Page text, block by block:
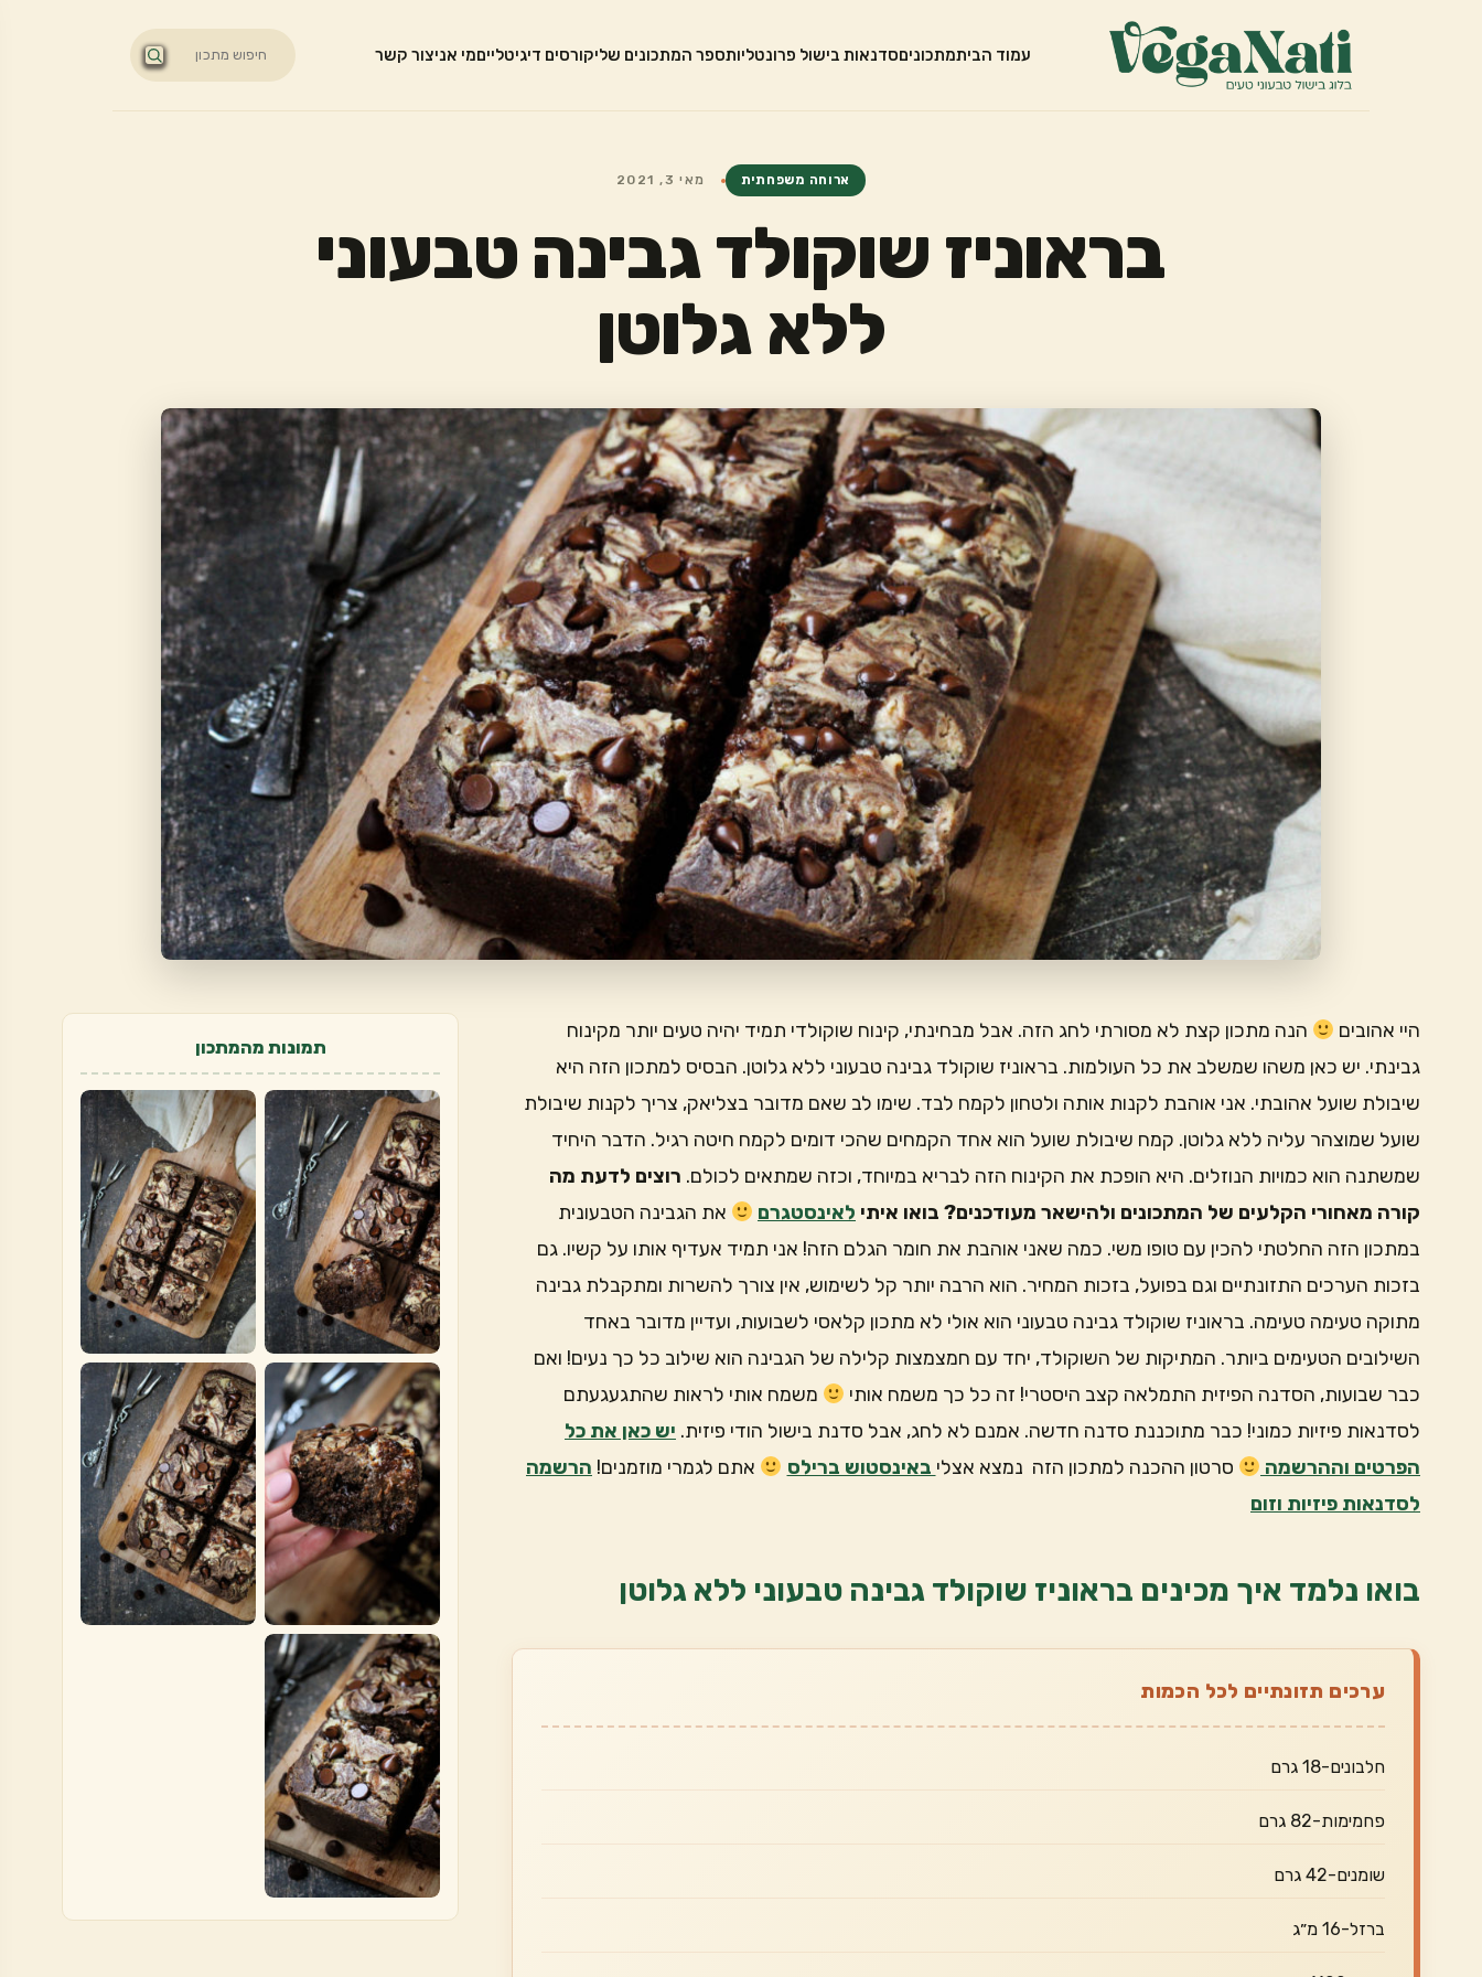
עמוד הביתמתכוניםסדנאות בישול פרונטליותספר המתכונים שליקורסים דיגיטלייםמי אניצור קשר
ארוחה משפחתית מאי 3, 2021
בראוניז שוקולד גבינה טבעוני
ללא גלוטן
היי אהובים
הנה מתכון קצת לא מסורתי לחג הזה. אבל מבחינתי, קינוח שוקולדי תמיד יהיה טעים יותר מקינוח
גבינתי. יש כאן משהו שמשלב את כל העולמות. בראוניז שוקולד גבינה טבעוני ללא גלוטן. הבסיס למתכון הזה היא
שיבולת שועל אהובתי. אני אוהבת לקנות אותה ולטחון לקמח לבד. שימו לב שאם מדובר בצליאק, צריך לקנות שיבולת
שועל שמוצהר עליה ללא גלוטן. קמח שיבולת שועל הוא אחד הקמחים שהכי דומים לקמח חיטה רגיל. הדבר היחיד
שמשתנה הוא כמויות הנוזלים. היא הופכת את הקינוח הזה לבריא במיוחד, וכזה שמתאים לכולם. רוצים לדעת מה
קורה מאחורי הקלעים של המתכונים ולהישאר מעודכנים? בואו איתי לאינסטגרם
את הגבינה הטבעונית
במתכון הזה החלטתי להכין עם טופו משי. כמה שאני אוהבת את חומר הגלם הזה! אני תמיד אעדיף אותו על קשיו. גם
בזכות הערכים התזונתיים וגם בפועל, בזכות המחיר. הוא הרבה יותר קל לשימוש, אין צורך להשרות ומתקבלת גבינה
מתוקה טעימה טעימה. בראוניז שוקולד גבינה טבעוני הוא אולי לא מתכון קלאסי לשבועות, ועדיין מדובר באחד
השילובים הטעימים ביותר. המתיקות של השוקולד, יחד עם חמצמצות קלילה של הגבינה הוא שילוב כל כך נעים! ואם
כבר שבועות, הסדנה הפיזית התמלאה קצב היסטרי! זה כל כך משמח אותי
משמח אותי לראות שהתגעגעתם
לסדנאות פיזיות כמוני! כבר מתוכננת סדנה חדשה. אמנם לא לחג, אבל סדנת בישול הודי פיזית. יש כאן את כל
הפרטים וההרשמה
סרטון ההכנה למתכון הזה נמצא אצלי באינסטוש ברילס אתם לגמרי מוזמנים! הרשמה
לסדנאות פיזיות וזום
בואו נלמד איך מכינים בראוניז שוקולד גבינה טבעוני ללא גלוטן
ערכים תזונתיים לכל הכמות
חלבונים-18 גרם
פחמימות-82 גרם
שומנים-42 גרם
ברזל-16 מ״ג
תמונות מהמתכון